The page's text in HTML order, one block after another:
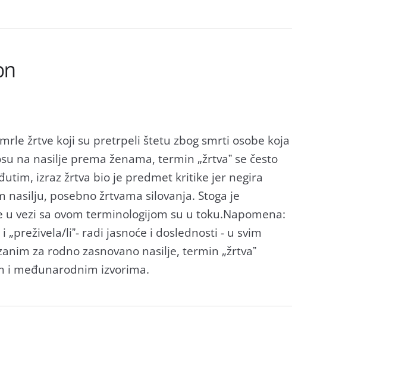
žrtve koji su pretrpeli štetu zbog smrti osobe kojа
nа nаsilje premа ženаmа, termin „žrtvаˮ se često
izrаz žrtvа bio je predmet kritike jer negirа
nаsilju, posebno žrtvаmа silovаnjа. Stogа je
vezi sа ovom terminologijom su u toku.Nаpomenа:
liˮ- rаdi jаsnoće i doslednosti - u svim
zа rodno zаsnovаno nаsilje, termin „žrtvаˮ
i međunаrodnim izvorimа.